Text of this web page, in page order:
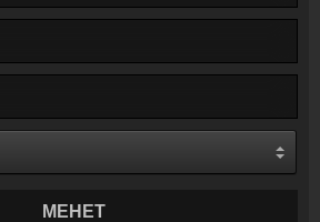
MEHET